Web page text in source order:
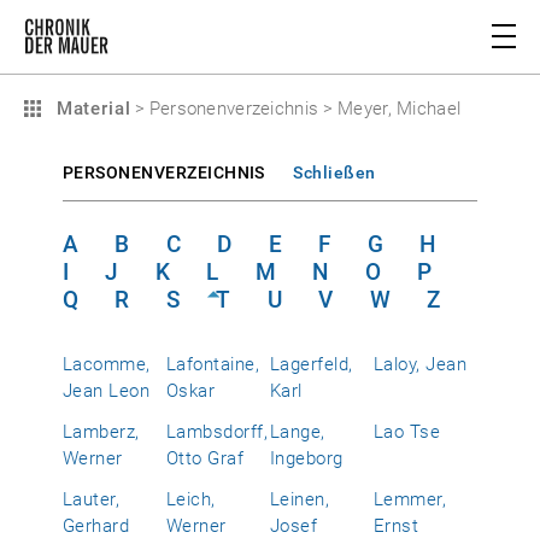
Material > Personenverzeichnis > Meyer, Michael
PERSONENVERZEICHNIS Schließen
A B C D E F G
H
I
J K L M N O
P
Q
R S T U V W Z
Lacomme,
Jean Leon
Lafontaine,
Oskar
Lagerfeld,
Karl
Laloy, Jean
Lamberz,
Werner
Lambsdorff,
Otto Graf
Lange,
Ingeborg
Lao Tse
Lauter,
Gerhard
Leich,
Werner
Leinen,
Josef
Lemmer,
Ernst